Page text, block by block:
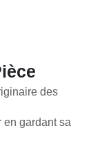
des
en gardant sa